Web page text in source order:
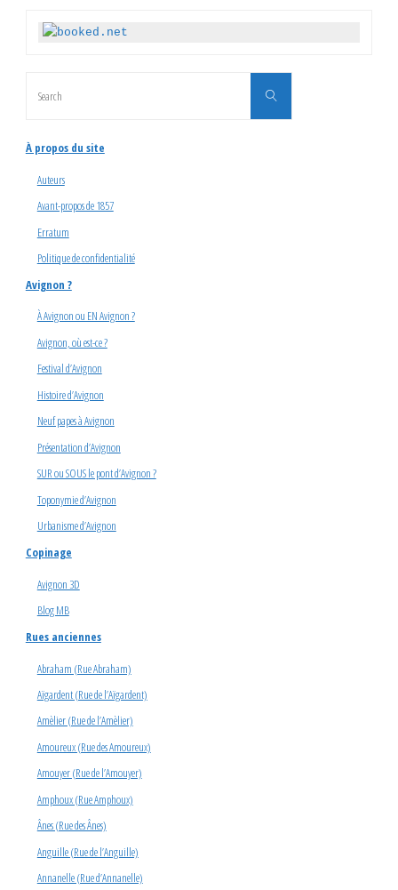
Search
À propos du site
Auteurs
Avant-propos de 1857
Erratum
Politique de confidentialité
Avignon ?
À Avignon ou EN Avignon ?
Avignon, où est-ce ?
Festival d’Avignon
Histoire d’Avignon
Neuf papes à Avignon
Présentation d’Avignon
SUR ou SOUS le pont d’Avignon ?
Toponymie d’Avignon
Urbanisme d’Avignon
Copinage
Avignon 3D
Blog MB
Rues anciennes
Abraham (Rue Abraham)
Aïgardent (Rue de l’Aïgardent)
Amèlier (Rue de l’Amèlier)
Amoureux (Rue des Amoureux)
Amouyer (Rue de l’Amouyer)
Amphoux (Rue Amphoux)
Ânes (Rue des Ânes)
Anguille (Rue de l’Anguille)
Annanelle (Rue d’Annanelle)